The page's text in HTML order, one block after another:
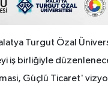
Turgut Özal
iş birliğiyle
Güçlü Ticaret'